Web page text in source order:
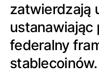
zatwierdzają
ustanawiając
federalny
stablecoinów.